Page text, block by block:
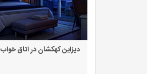
دیزاین کهکشان در اتاق خواب